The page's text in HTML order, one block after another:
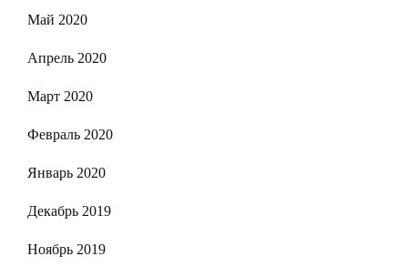
Май 2020
Апрель 2020
Март 2020
Февраль 2020
Январь 2020
Декабрь 2019
Ноябрь 2019